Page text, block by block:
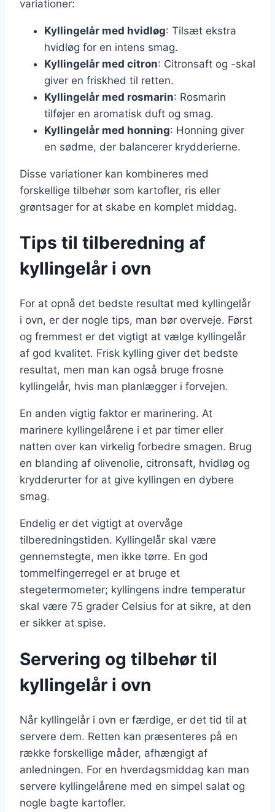
variationer:
Kyllingelår med hvidløg: Tilsæt ekstra
hvidløg for en intens smag.
Kyllingelår med citron: Citronsaft og -skal
giver en friskhed til retten.
Kyllingelår med rosmarin: Rosmarin
tilføjer en aromatisk duft og smag.
Kyllingelår med honning: Honning giver
en sødme, der balancerer krydderierne.
Disse variationer kan kombineres med
forskellige tilbehør som kartofler, ris eller
grøntsager for at skabe en komplet middag.
Tips til tilberedning af
kyllingelår i ovn
For at opnå det bedste resultat med kyllingelår
i ovn, er der nogle tips, man bør overveje. Først
og fremmest er det vigtigt at vælge kyllingelår
af god kvalitet. Frisk kylling giver det bedste
resultat, men man kan også bruge frosne
kyllingelår, hvis man planlægger i forvejen.
En anden vigtig faktor er marinering. At
marinere kyllingelårene i et par timer eller
natten over kan virkelig forbedre smagen. Brug
en blanding af olivenolie, citronsaft, hvidløg og
krydderurter for at give kyllingen en dybere
smag.
Endelig er det vigtigt at overvåge
tilberedningstiden. Kyllingelår skal være
gennemstegte, men ikke tørre. En god
tommelfingerregel er at bruge et
stegetermometer; kyllingens indre temperatur
skal være 75 grader Celsius for at sikre, at den
er sikker at spise.
Servering og tilbehør til
kyllingelår i ovn
Når kyllingelår i ovn er færdige, er det tid til at
servere dem. Retten kan præsenteres på en
række forskellige måder, afhængigt af
anledningen. For en hverdagsmiddag kan man
servere kyllingelårene med en simpel salat og
nogle bagte kartofler.